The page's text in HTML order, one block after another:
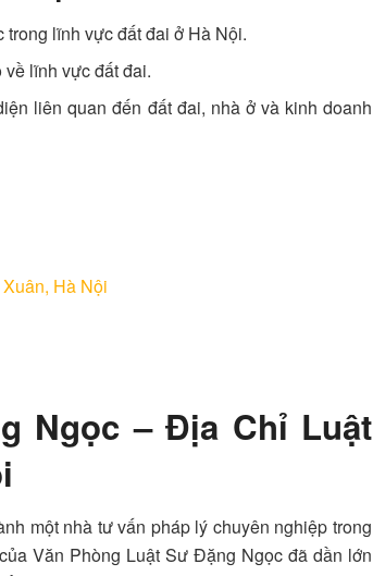
lĩnh vực đất đai ở Hà Nội.
lĩnh vực đất đai.
liên quan đến đất đai, nhà ở và kinh doanh
Hà Nội
Ngọc – Địa Chỉ Luật
một nhà tư vấn pháp lý chuyên nghiệp trong
Văn Phòng Luật Sư Đặng Ngọc đã dần lớn